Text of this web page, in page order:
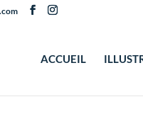
ACCUEIL